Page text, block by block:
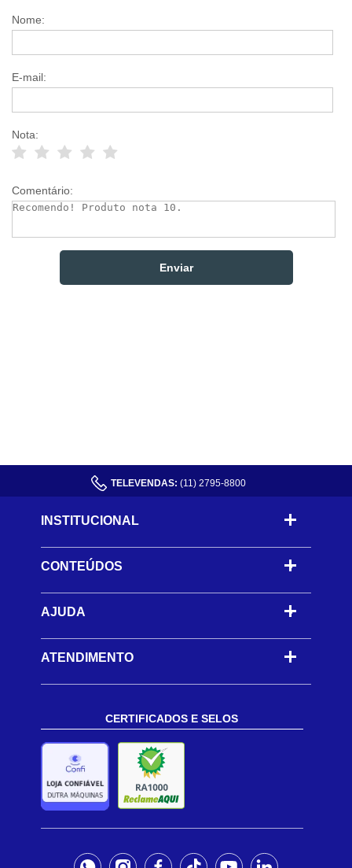
Nome:
E-mail:
Nota:
Comentário:
TELEVENDAS: (11) 2795-8800
INSTITUCIONAL
CONTEÚDOS -
AJUDA -
ATENDIMENTO
CERTIFICADOS E SELOS